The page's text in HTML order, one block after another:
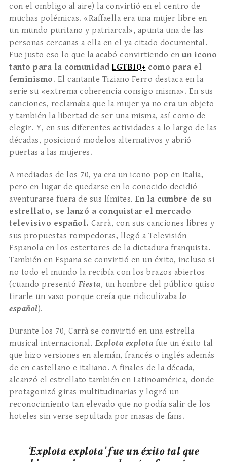
con el ombligo al aire) la convirtió en el centro de
muchas polémicas. «Raffaella era una mujer libre en
un mundo puritano y patriarcal», apunta una de las
personas cercanas a ella en el ya citado documental.
Fue justo eso lo que la acabó convirtiendo en un icono
tanto para la comunidad LGTBIQ+ como para el
feminismo. El cantante Tiziano Ferro destaca en la
serie su «extrema coherencia consigo misma». En sus
canciones, reclamaba que la mujer ya no era un objeto
y también la libertad de ser una misma, así como de
elegir. Y, en sus diferentes actividades a lo largo de las
décadas, posicionó modelos alternativos y abrió
puertas a las mujeres.
A mediados de los 70, ya era un icono pop en Italia,
pero en lugar de quedarse en lo conocido decidió
aventurarse fuera de sus límites. En la cumbre de su
estrellato, se lanzó a conquistar el mercado
televisivo español. Carrà, con sus canciones libres y
sus propuestas rompedoras, llegó a Televisión
Española en los estertores de la dictadura franquista.
También en España se convirtió en un éxito, incluso si
no todo el mundo la recibía con los brazos abiertos
(cuando presentó Fiesta, un hombre del público quiso
tirarle un vaso porque creía que ridiculizaba lo
español).
Durante los 70, Carrà se convirtió en una estrella
musical internacional. Explota explota fue un éxito tal
que hizo versiones en alemán, francés o inglés además
de en castellano e italiano. A finales de la década,
alcanzó el estrellato también en Latinoamérica, donde
protagonizó giras multitudinarias y logró un
reconocimiento tan elevado que no podía salir de los
hoteles sin verse sepultada por masas de fans.
‘Explota explota’ fue un éxito tal que